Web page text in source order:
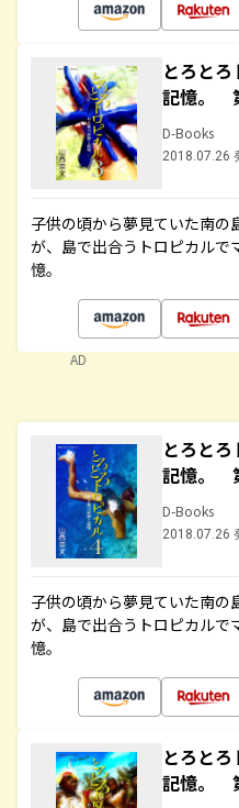
とろと
記憶。
D-Books
2018.07.26
子供の頃から夢見ていた南
が、島で出合うトロピカルで
憶。
AD
とろと
記憶。
D-Books
2018.07.26
子供の頃から夢見ていた南
が、島で出合うトロピカルで
憶。
とろと
記憶。